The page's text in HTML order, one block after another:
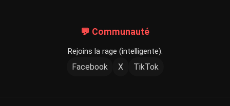
💬 Communauté
Rejoins la rage (intelligente).
Facebook X TikTok